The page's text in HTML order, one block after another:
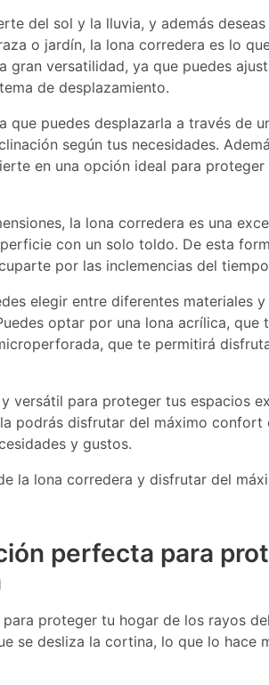
del sol y la lluvia, y además
o jardín, la lona corredera es lo
versatilidad, ya que puedes
de desplazamiento.
que puedes desplazarla a través de
según tus necesidades.
en una opción ideal para proteger
la lona corredera es una
con un solo toldo. De esta
por las inclemencias del
elegir entre diferentes materiales
optar por una lona acrílica, que
que te permitirá
versátil para proteger tus espacios
podrás disfrutar del máximo confort
y gustos.
la lona corredera y disfrutar del
perfecta para
proteger tu hogar de los rayos
se desliza la cortina, lo que lo hace